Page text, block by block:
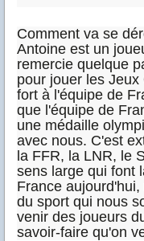
Comment va se
Antoine est un
remercie quelque
pour jouer les Jeux
fort à l'équipe de
que l'équipe de
une médaille
avec nous. C'est
la FFR, la LNR, le
sens large qui font
France
du sport qui nous
venir des joueurs
savoir-faire qu'on